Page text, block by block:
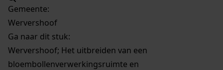
Gemeente:
Wervershoof
Ga naar dit stuk:
Wervershoof; Het uitbreiden van een
bloembollenverwerkingsruimte en